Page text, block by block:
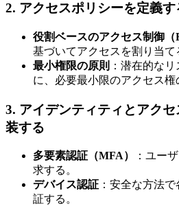
2. アクセスポリシーを定義す
役割ベースのアクセス制御（
基づいてアクセスを割り当て
最小権限の原則 ：潜在的な
に、必要最小限のアクセス権
3. アイデンティティとアク
装する
多要素認証（MFA）
：ユー
求する。
デバイス認証 ：安全な方法
証する。